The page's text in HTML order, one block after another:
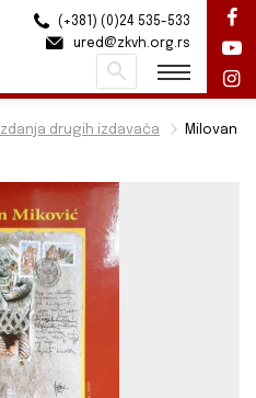
Izdanja drugih izdavača
Milovan
(+381) (0)24 535-533
ured@zkvh.org.rs
Pretraži